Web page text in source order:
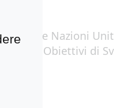
delle Nazioni
. Questi Obiettivi di